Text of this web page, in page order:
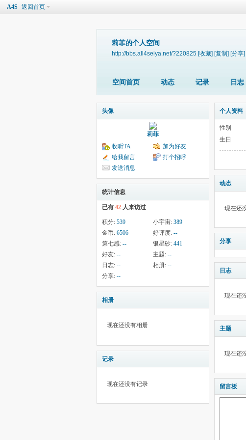
A4S 返回首页
莉菲的个人空间
http://bbs.all4seiya.net/?220825 [收藏] [复制] [分享]
空间首页 动态 记录 日志
头像
莉菲
收听TA
加为好友
给我留言
打个招呼
发送消息
统计信息
已有 42 人来访过
积分: 539 小宇宙: 389
金币: 6506 好评度: --
第七感: -- 银星砂: 441
好友: -- 主题: --
日志: -- 相册: --
分享: --
相册
现在还没有相册
记录
现在还没有记录
个人资料
性别
生日
动态
现在还
分享
日志
现在还
主题
现在还
留言板